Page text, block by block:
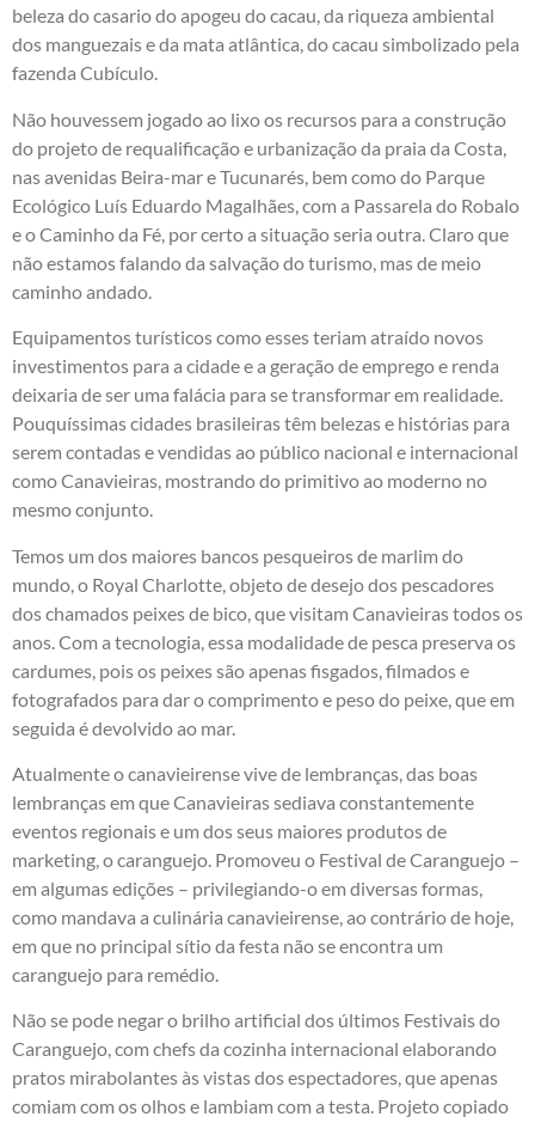
beleza do casario do apogeu do cacau, da riqueza ambiental
dos manguezais e da mata atlântica, do cacau simbolizado pela
fazenda Cubículo.
Não houvessem jogado ao lixo os recursos para a construção
do projeto de requalificação e urbanização da praia da Costa,
nas avenidas Beira-mar e Tucunarés, bem como do Parque
Ecológico Luís Eduardo Magalhães, com a Passarela do Robalo
e o Caminho da Fé, por certo a situação seria outra. Claro que
não estamos falando da salvação do turismo, mas de meio
caminho andado.
Equipamentos turísticos como esses teriam atraído novos
investimentos para a cidade e a geração de emprego e renda
deixaria de ser uma falácia para se transformar em realidade.
Pouquíssimas cidades brasileiras têm belezas e histórias para
serem contadas e vendidas ao público nacional e internacional
como Canavieiras, mostrando do primitivo ao moderno no
mesmo conjunto.
Temos um dos maiores bancos pesqueiros de marlim do
mundo, o Royal Charlotte, objeto de desejo dos pescadores
dos chamados peixes de bico, que visitam Canavieiras todos os
anos. Com a tecnologia, essa modalidade de pesca preserva os
cardumes, pois os peixes são apenas fisgados, filmados e
fotografados para dar o comprimento e peso do peixe, que em
seguida é devolvido ao mar.
Atualmente o canavieirense vive de lembranças, das boas
lembranças em que Canavieiras sediava constantemente
eventos regionais e um dos seus maiores produtos de
marketing, o caranguejo. Promoveu o Festival de Caranguejo –
em algumas edições – privilegiando-o em diversas formas,
como mandava a culinária canavieirense, ao contrário de hoje,
em que no principal sítio da festa não se encontra um
caranguejo para remédio.
Não se pode negar o brilho artificial dos últimos Festivais do
Caranguejo, com chefs da cozinha internacional elaborando
pratos mirabolantes às vistas dos espectadores, que apenas
comiam com os olhos e lambiam com a testa. Projeto copiado